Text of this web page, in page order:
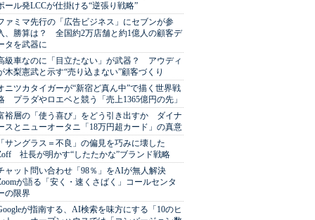
ール発LCCが仕掛ける“逆張り戦略”
ァミマ先行の「広告ビジネス」にセブンが参
、勝算は？ 全国約2万店舗と約1億人の顧客デ
タを武器に
級車なのに「目立たない」が武器？ アウディ
木梨憲武と示す“売り込まない”顧客づくり
ニツカタイガーが“新宿ど真ん中”で描く世界戦
プラダやロエベと競う「売上1365億円の先」
裕層の「使う喜び」をどう引き出すか ダイナ
スとニューオータニ「18万円超カード」の真意
サングラス＝不良」の偏見を巧みに壊した
社長が明かす“したたかな”ブランド戦略
ャット問い合わせ「98％」をAIが無人解決
が語る「安く・速くさばく」コールセンタ
の限界
が指南する、AI検索を味方にする「10のヒ